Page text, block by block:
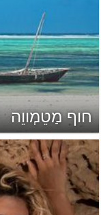
חוף מַטֵמְווֵה